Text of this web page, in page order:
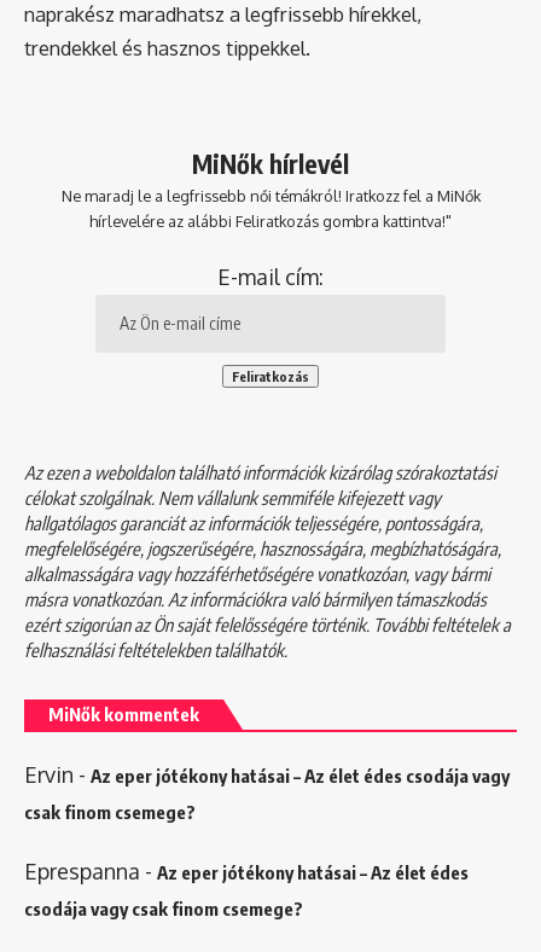
naprakész maradhatsz a legfrissebb hírekkel,
trendekkel és hasznos tippekkel.
MiNők hírlevél
Ne maradj le a legfrissebb női témákról! Iratkozz fel a MiNők
hírlevelére az alábbi Feliratkozás gombra kattintva!"
E-mail cím:
Az ezen a weboldalon található információk kizárólag szórakoztatási
célokat szolgálnak. Nem vállalunk semmiféle kifejezett vagy
hallgatólagos garanciát az információk teljességére, pontosságára,
megfelelőségére, jogszerűségére, hasznosságára, megbízhatóságára,
alkalmasságára vagy hozzáférhetőségére vonatkozóan, vagy bármi
másra vonatkozóan. Az információkra való bármilyen támaszkodás
ezért szigorúan az Ön saját felelősségére történik. További feltételek a
felhasználási feltételekbentalálhatók.
MiNők kommentek
Ervin - Az eper jótékony hatásai – Az élet édes csodája vagy
csak finom csemege?
Eprespanna - Az eper jótékony hatásai – Az élet édes
csodája vagy csak finom csemege?